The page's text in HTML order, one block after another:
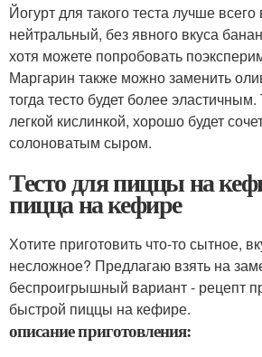
Йогурт для такого теста лучше
нейтральный, без явного вкуса
хотя можете попробовать
Маргарин также можно заменить
тогда тесто будет более
легкой кислинкой, хорошо будет
солоноватым сыром.
Тесто для пиццы на
пицца на кефире
Хотите приготовить что-то сытное,
несложное? Предлагаю взять на
беспроигрышный вариант - рецепт
быстрой пиццы на кефире.
описание приготовления: